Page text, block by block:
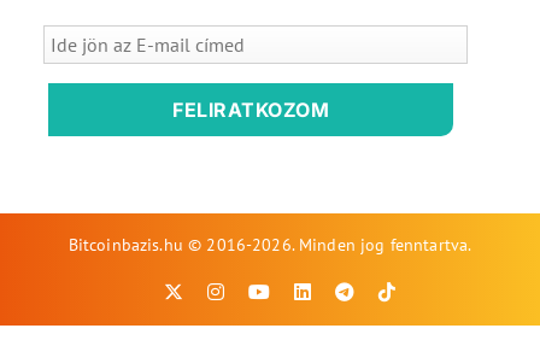
FELIRATKOZOM
Bitcoinbazis.hu © 2016-2026. Minden jog fenntartva.